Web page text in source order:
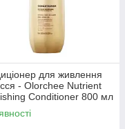
для живлення
- Olorchee Nutrient
Conditioner 800 мл